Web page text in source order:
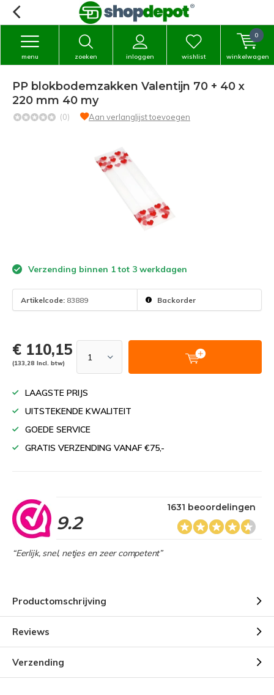
zoeken inloggen
menu wishlist winkelwagen
0
PP blokbodemzakken Valentijn 70 + 40 x
220 mm 40 my
(0) Aan verlanglijst toevoegen
Verzending binnen 1 tot 3 werkdagen
Artikelcode: 83889 Backorder
€ 110,15
(133,28 Incl. btw)
LAAGSTE PRIJS
UITSTEKENDE KWALITEIT
GOEDE SERVICE
GRATIS VERZENDING VANAF €75,-
9.2
1631 beoordelingen
“Eerlijk, snel, netjes en zeer competent”
Productomschrijving
Reviews
Verzending